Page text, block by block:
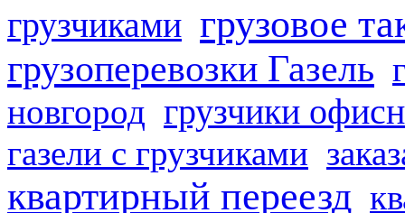
грузчиками грузовое
грузоперевозки Газель
новгород грузчики
газели с грузчиками
квартирный переезд